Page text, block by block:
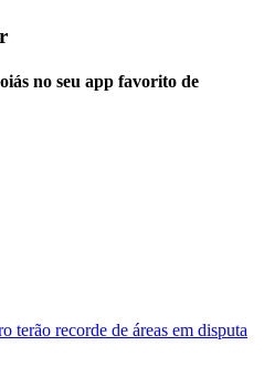
no seu app favorito de